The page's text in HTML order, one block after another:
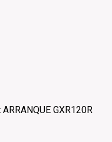
ARRANQUE GXR120R